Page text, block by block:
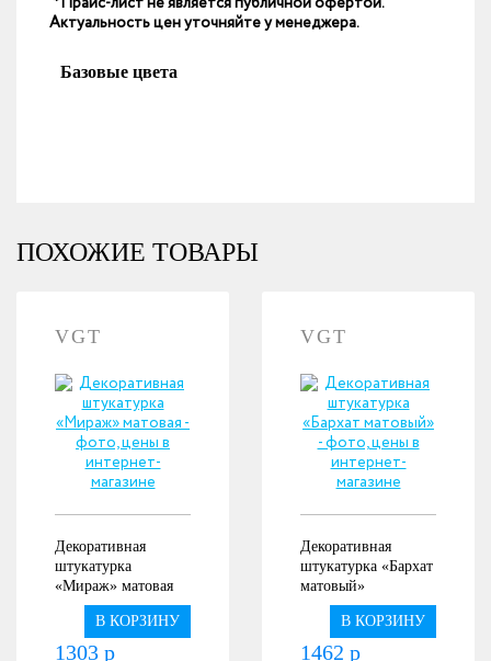
*Прайс-лист не является публичной офертой.
Актуальность цен уточняйте у менеджера.
Базовые цвета
ПОХОЖИЕ ТОВАРЫ
VGT
Декоративная
штукатурка
«Мираж» матовая
В КОРЗИНУ
1303 р
VGT
Декоративная
штукатурка «Бархат
матовый»
В КОРЗИНУ
1462 р